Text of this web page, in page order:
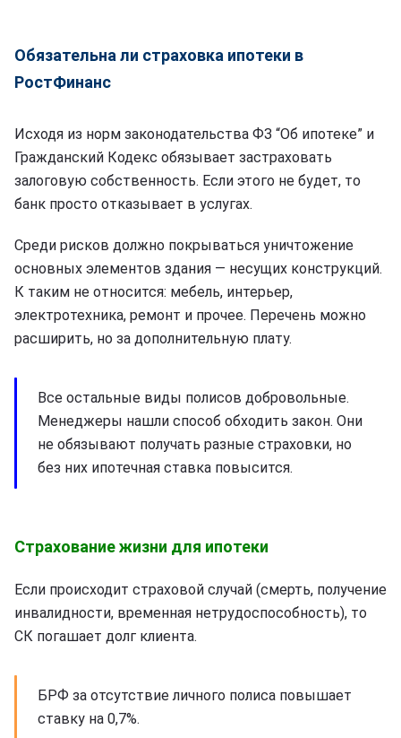
Обязательна ли страховка ипотеки в
РостФинанс
Исходя из норм законодательства ФЗ “Об ипотеке” и
Гражданский Кодекс обязывает застраховать
залоговую собственность. Если этого не будет, то
банк просто отказывает в услугах.
Среди рисков должно покрываться уничтожение
основных элементов здания — несущих конструкций.
К таким не относится: мебель, интерьер,
электротехника, ремонт и прочее. Перечень можно
расширить, но за дополнительную плату.
Все остальные виды полисов добровольные.
Менеджеры нашли способ обходить закон. Они
не обязывают получать разные страховки, но
без них ипотечная ставка повысится.
Страхование жизни для ипотеки
Если происходит страховой случай (смерть, получение
инвалидности, временная нетрудоспособность), то
СК погашает долг клиента.
БРФ за отсутствие личного полиса повышает
ставку на 0,7%.